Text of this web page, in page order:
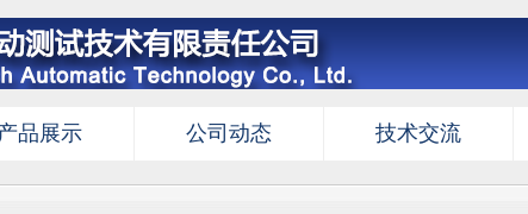
品展示 公司动态 技术交流